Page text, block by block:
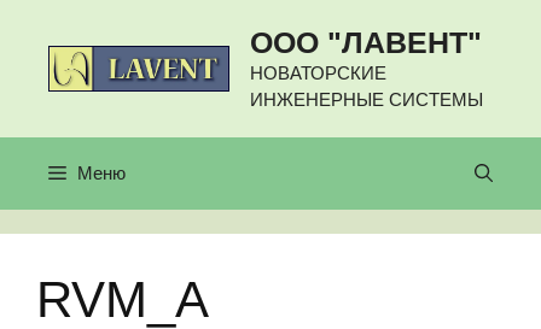
содержимому
ООО "ЛАВЕНТ"
НОВАТОРСКИЕ
ИНЖЕНЕРНЫЕ СИСТЕМЫ
Меню
RVM_A